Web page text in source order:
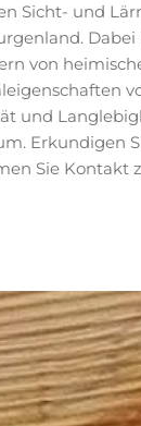
Sicht- und
von
und
Erkundigen
Sie Kontakt